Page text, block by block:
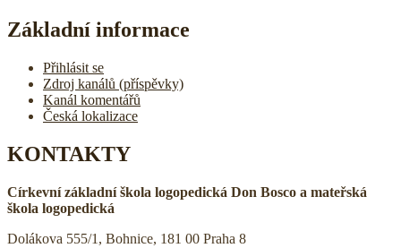
Základní informace
Přihlásit se
Zdroj kanálů (příspěvky)
Kanál komentářů
Česká lokalizace
KONTAKTY
Církevní základní škola logopedická Don Bosco a mateřská
škola logopedická
Dolákova 555/1, Bohnice, 181 00 Praha 8